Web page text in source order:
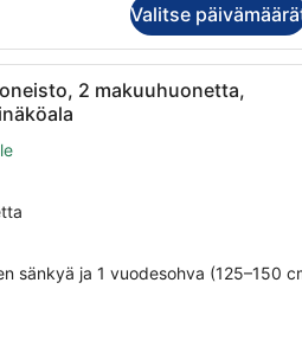
Valitse
Moderni makuuhuone,
2 makuuhuonetta,
sänkyä ja 1 vuodesohva (125–150